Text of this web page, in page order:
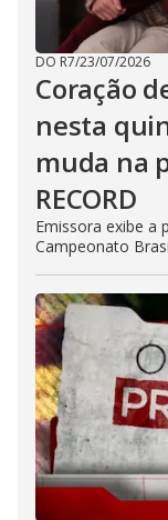
DO R7/23/07/2026
Coração
nesta
muda na
RECORD
Emissora exibe a
Campeonato